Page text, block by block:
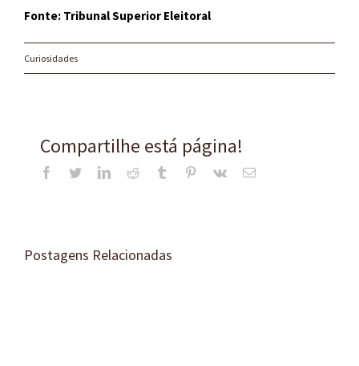
Fonte: Tribunal Superior Eleitoral
Curiosidades
Compartilhe está página!
Facebook
TwitterLinkedInReddit Tumblr Pinterest
Vk
E-
Postagens Relacionadas